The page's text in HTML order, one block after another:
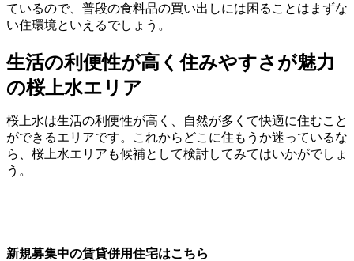
ているので、普段の食料品の買い出しには困ることはまずな
い住環境といえるでしょう。
生活の利便性が高く住みやすさが魅力
の桜上水エリア
桜上水は生活の利便性が高く、自然が多くて快適に住むこと
ができるエリアです。これからどこに住もうか迷っているな
ら、桜上水エリアも候補として検討してみてはいかがでしょ
う。
新規募集中の賃貸併用住宅はこちら